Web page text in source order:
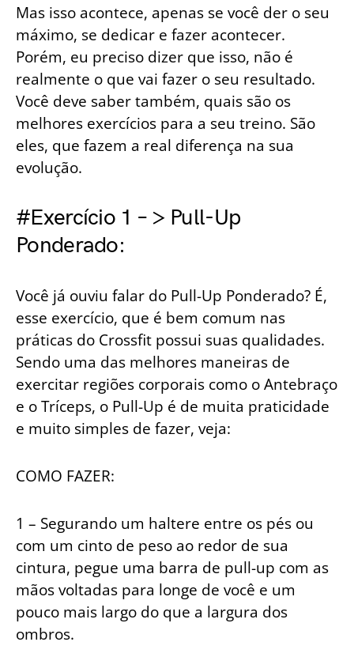
Mas isso acontece, apenas se você der o seu
máximo, se dedicar e fazer acontecer.
Porém, eu preciso dizer que isso, não é
realmente o que vai fazer o seu resultado.
Você deve saber também, quais são os
melhores exercícios para a seu treino. São
eles, que fazem a real diferença na sua
evolução.
#Exercício 1 – > Pull-Up
Ponderado:
Você já ouviu falar do Pull-Up Ponderado? É,
esse exercício, que é bem comum nas
práticas do Crossfit possui suas qualidades.
Sendo uma das melhores maneiras de
exercitar regiões corporais como o Antebraço
e o Tríceps, o Pull-Up é de muita praticidade
e muito simples de fazer, veja:
COMO FAZER:
1 – Segurando um haltere entre os pés ou
com um cinto de peso ao redor de sua
cintura, pegue uma barra de pull-up com as
mãos voltadas para longe de você e um
pouco mais largo do que a largura dos
ombros.